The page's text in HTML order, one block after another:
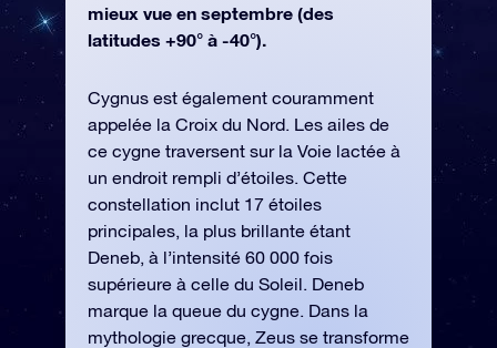
mieux vue en septembre (des
latitudes +90° à -40°).
Cygnus est également couramment
appelée la Croix du Nord. Les ailes de
ce cygne traversent sur la Voie lactée à
un endroit rempli d’étoiles. Cette
constellation inclut 17 étoiles
principales, la plus brillante étant
Deneb, à l’intensité 60 000 fois
supérieure à celle du Soleil. Deneb
marque la queue du cygne. Dans la
mythologie grecque, Zeus se transforme